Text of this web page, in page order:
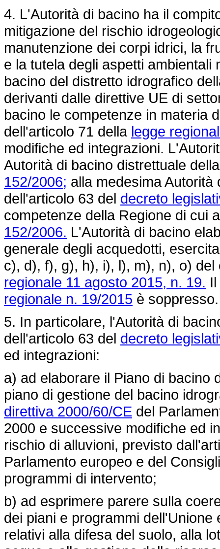
4. L'Autorità di bacino ha il
mitigazione del rischio
manutenzione dei corpi idrici, la
e la tutela degli aspetti
bacino del distretto idrografico
derivanti dalle direttive UE di
bacino le competenze in materia
dell'articolo 71 della legge
modifiche ed integrazioni.
Autorità di bacino distrettuale
152/2006; alla medesima
dell'articolo 63 del decreto
competenze della Regione di cui
152/2006. L'Autorità di bacino
generale degli acquedotti,
c), d), f), g), h), i), l), m), n), o)
regionale 11 agosto 2015, n. 19.
regionale n. 19/2015 è soppresso.
5. In particolare, l'Autorità di
dell'articolo 63 del decreto
ed integrazioni:
a) ad elaborare il Piano di bacino
piano di gestione del bacino
direttiva 2000/60/CE del
2000 e successive modifiche ed
rischio di alluvioni, previsto
Parlamento europeo e del
programmi di intervento;
b) ad esprimere parere sulla
dei piani e programmi
relativi alla difesa del suolo, alla